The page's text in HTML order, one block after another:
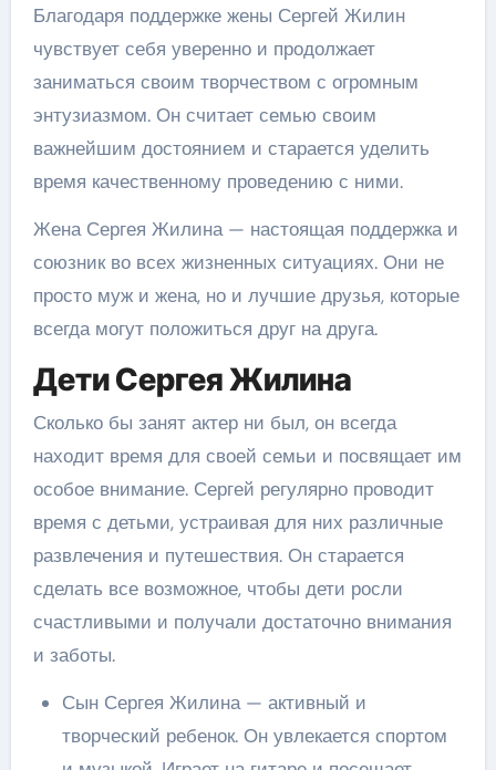
Благодаря поддержке жены Сергей Жилин
чувствует себя уверенно и продолжает
заниматься своим творчеством с огромным
энтузиазмом. Он считает семью своим
важнейшим достоянием и старается уделить
время качественному проведению с ними.
Жена Сергея Жилина — настоящая поддержка и
союзник во всех жизненных ситуациях. Они не
просто муж и жена, но и лучшие друзья, которые
всегда могут положиться друг на друга.
Дети Сергея Жилина
Сколько бы занят актер ни был, он всегда
находит время для своей семьи и посвящает им
особое внимание. Сергей регулярно проводит
время с детьми, устраивая для них различные
развлечения и путешествия. Он старается
сделать все возможное, чтобы дети росли
счастливыми и получали достаточно внимания
и заботы.
Сын Сергея Жилина — активный и
творческий ребенок. Он увлекается спортом